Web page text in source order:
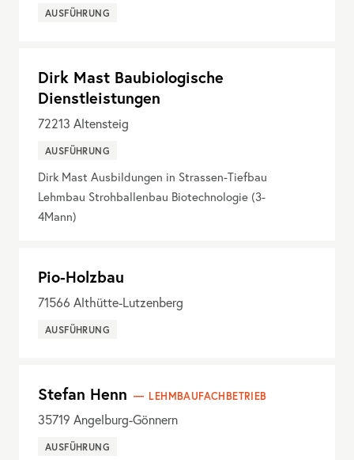
AUSFÜHRUNG
Dirk Mast Baubiologische
Dienstleistungen
72213 Altensteig
AUSFÜHRUNG
Dirk Mast Ausbildungen in Strassen-Tiefbau
Lehmbau Strohballenbau Biotechnologie (3-
4Mann)
Pio-Holzbau
71566 Althütte-Lutzenberg
AUSFÜHRUNG
Stefan Henn LEHMBAUFACHBETRIEB
35719 Angelburg-Gönnern
AUSFÜHRUNG